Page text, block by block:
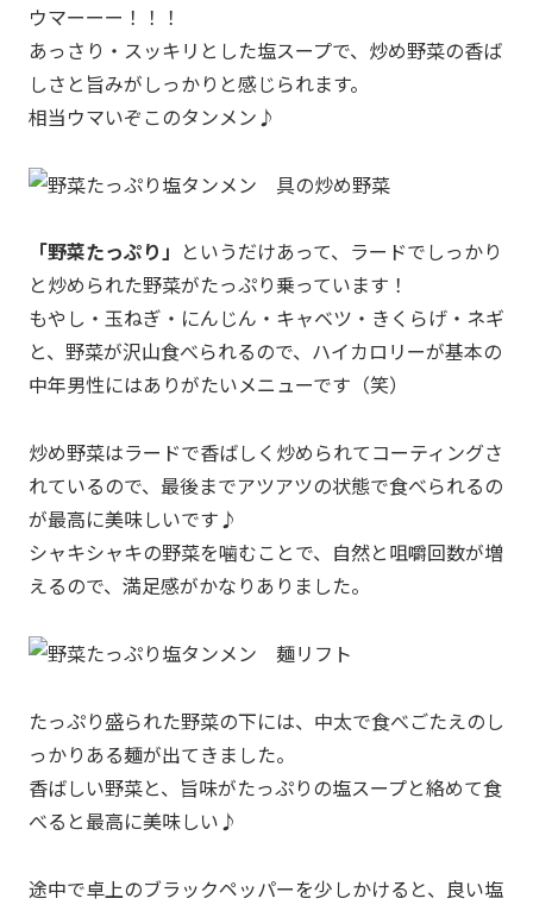
ウマーーー！！！
あっさり・スッキリとした塩スープで、炒め野菜の香ば
しさと旨みがしっかりと感じられます。
相当ウマいぞこのタンメン♪
「野菜たっぷり」 というだけあって、ラードでしっかり
と炒められた野菜がたっぷり乗っています！
もやし・玉ねぎ・にんじん・キャベツ・きくらげ・ネギ
と、野菜が沢山食べられるので、ハイカロリーが基本の
中年男性にはありがたいメニューです（笑）
炒め野菜はラードで香ばしく炒められてコーティングさ
れているので、最後までアツアツの状態で食べられるの
が最高に美味しいです♪
シャキシャキの野菜を噛むことで、自然と咀嚼回数が増
えるので、満足感がかなりありました。
たっぷり盛られた野菜の下には、中太で食べごたえのし
っかりある麺が出てきました。
香ばしい野菜と、旨味がたっぷりの塩スープと絡めて食
べると最高に美味しい♪
途中で卓上のブラックペッパーを少しかけると、良い塩